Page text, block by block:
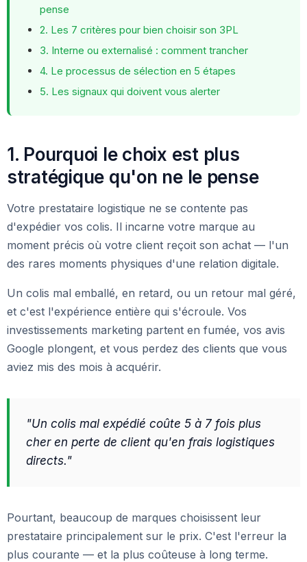
pense
2. Les 7 critères pour bien choisir son 3PL
3. Interne ou externalisé : comment trancher
4. Le processus de sélection en 5 étapes
5. Les signaux qui doivent vous alerter
1. Pourquoi le choix est plus
stratégique qu'on ne le pense
Votre prestataire logistique ne se contente pas
d'expédier vos colis. Il incarne votre marque au
moment précis où votre client reçoit son achat — l'un
des rares moments physiques d'une relation digitale.
Un colis mal emballé, en retard, ou un retour mal géré,
et c'est l'expérience entière qui s'écroule. Vos
investissements marketing partent en fumée, vos avis
Google plongent, et vous perdez des clients que vous
aviez mis des mois à acquérir.
"Un colis mal expédié coûte 5 à 7 fois plus
cher en perte de client qu'en frais logistiques
directs."
Pourtant, beaucoup de marques choisissent leur
prestataire principalement sur le prix. C'est l'erreur la
plus courante — et la plus coûteuse à long terme.